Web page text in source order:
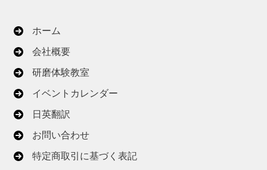
ホーム
会社概要
研磨体験教室
イベントカレンダー
日英翻訳
お問い合わせ
特定商取引に基づく表記